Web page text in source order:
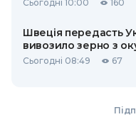
Сьогодні 10:00 160
Швеція передасть
вивозило зерно з
Сьогодні 08:49 67